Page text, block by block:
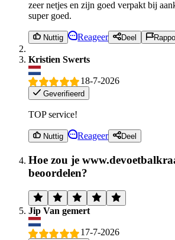
zeer netjes en zijn goed verpakt bij
super goed.
Nuttig Reageer Deel
Kristien Swerts
18-7-2026
Geverifieerd
TOP service!
Nuttig Reageer Deel
Hoe zou je
beoordelen?
Jip Van gemert
17-7-2026